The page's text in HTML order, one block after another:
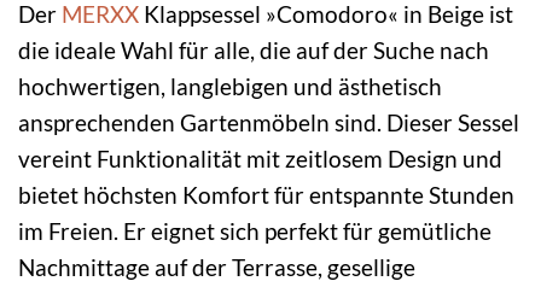
Der MERXX Klappsessel »Comodoro« in Beige ist
die ideale Wahl für alle, die auf der Suche nach
hochwertigen, langlebigen und ästhetisch
ansprechenden Gartenmöbeln sind. Dieser Sessel
vereint Funktionalität mit zeitlosem Design und
bietet höchsten Komfort für entspannte Stunden
im Freien. Er eignet sich perfekt für gemütliche
Nachmittage auf der Terrasse, gesellige